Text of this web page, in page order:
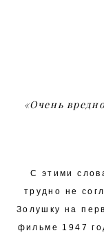
«Очень
С этими
трудно не
Золушку на
фильме 1947